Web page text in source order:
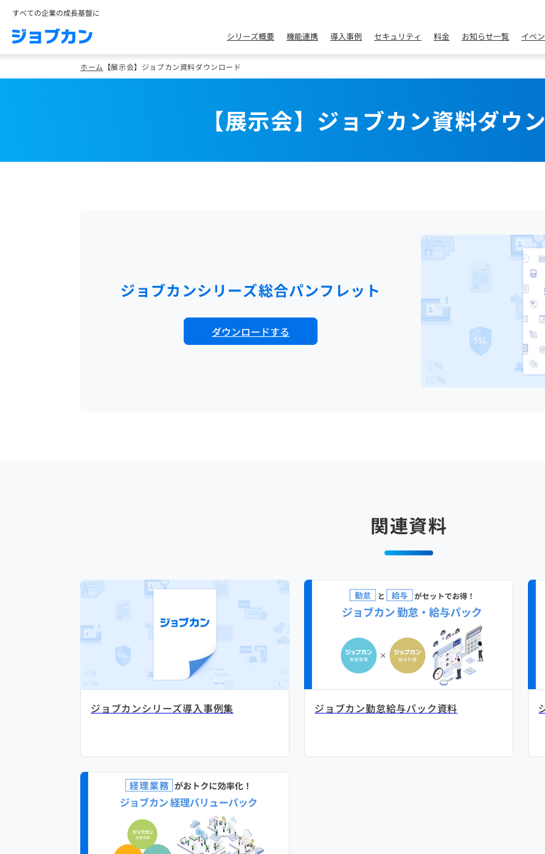
すべての企業の成長基盤に
シリーズ概要 機能連携 導入事例 セキュリティ 料金 お知らせ一覧 イベ
ホーム 【展示会】ジョブカン資料ダウンロード
【展示会】ジョブカン資料ダウ
ジョブカンシリーズ総合パンフレット
ダウンロードする
関連資料
ジョブカンシリーズ導入事例集 ジョブカン勤怠給与パック資料